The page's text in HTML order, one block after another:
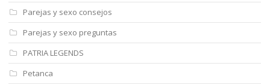
Parejas y sexo consejos
Parejas y sexo preguntas
PATRIA LEGENDS
Petanca